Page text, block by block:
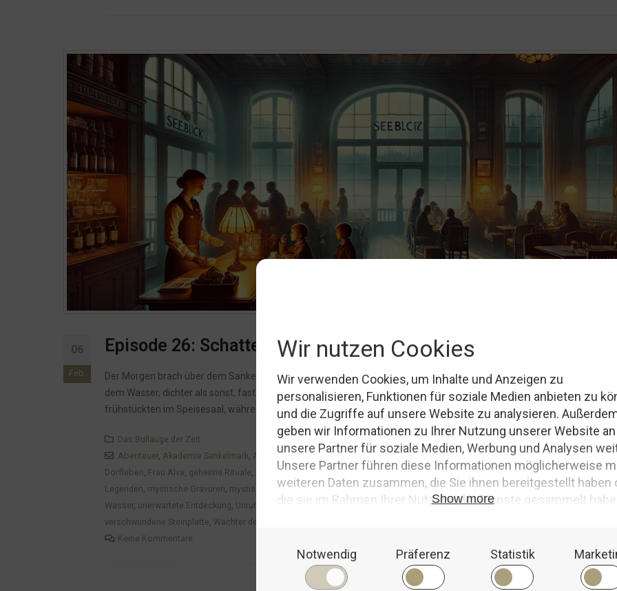
06
Feb.
Episode 26: Schatten über dem See
Der Morgen brach über dem Sankelmarker See an, doch an diesem Tag fühlte sich alles anders an. Der Nebel hing
dem Wasser, dichter als sonst, fast als ob er den See verstecken wollte. Im Hotel Seeblick herrschte bereits reges
frühstückten im Speisesaal, während das Summen...
Das Bullauge der Zeit
Abenteuer, Akademie Sankelmark, Alltag im Hotel , alte Kulturen,alte Zeichen, Angst vor dem Unbekannten ,Anna,Dorfbewohner ,
Dorfleben, Frau Alva, geheime Rituale, geheimnisvolle Energien,geschichte Gleichgewicht des Sees , hotel seeblick , Jonas,
Legenden, mystische Gravuren, mystische Phänomene, Naturverbundenheit, Neugier,sankelmarker see,Schicksal,spannung,
Wasser, unerwartete Entdeckung, Unruhe im Dorf unter Wasser verborgen,verborgene Steinplatte
verschwundene Steinplatte, Wächter des Sees
Keine Kommentare